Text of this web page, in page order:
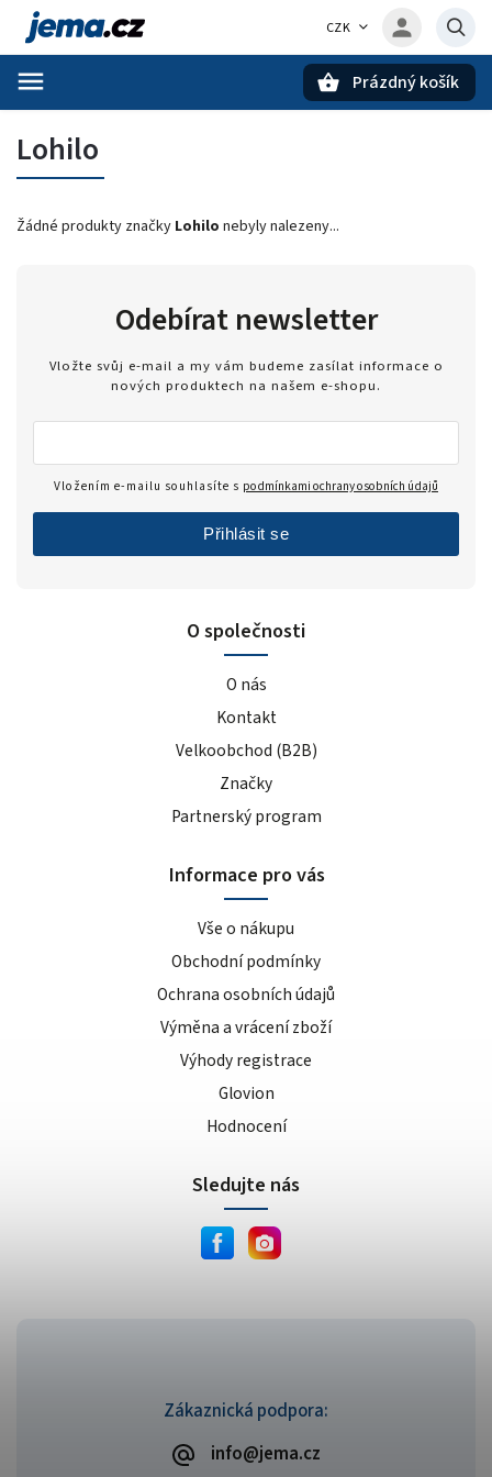
CZK
Prázdný košík
Lohilo
Žádné produkty značky Lohilo nebyly nalezeny...
Zákaznická podpora:
info@jema.cz
O společnosti
O nás
Kontakt
Velkoobchod (B2B)
Značky
Partnerský program
Informace pro vás
Vše o nákupu
Obchodní podmínky
Ochrana osobních údajů
Výměna a vrácení zboží
Výhody registrace
Glovion
Hodnocení
Odebírat newsletter
Vložte svůj e-mail a my vám budeme zasílat informace o
nových produktech na našem e-shopu.
Vložením e-mailu souhlasíte s podmínkami ochrany osobních údajů
Přihlásit se
Sledujte nás